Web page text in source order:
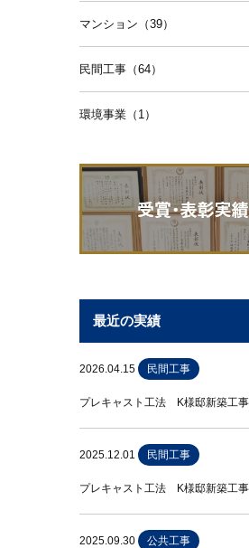
マンション（39）
民間工事（64）
環境事業（1）
最近の実績
2026.04.15 民間工事
プレキャスト工法 K様邸新築工事
2025.12.01 民間工事
プレキャスト工法 K様邸新築工事
2025.09.30 公共工事